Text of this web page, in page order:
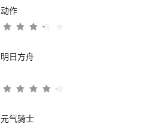
动作
明日方舟
元气骑士